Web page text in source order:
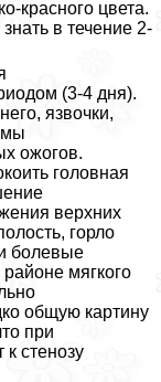
красного цвета.
в течение 2-
(3-4 дня).
язвочки,
ожогов.
головная
верхних
горло
болевые
мягкого
общую картину
при
стенозу